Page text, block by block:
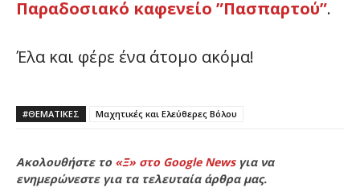
Παραδοσιακό καφενείο ”Πασπαρτού”.
Έλα και φέρε ένα άτομο ακόμα!
#ΘΕΜΑΤΙΚΈΣ Μαχητικές και Ελεύθερες Βόλου
Ακολουθήστε το «Ξ» στο Google Newsγια να
ενημερώνεστε για τα τελευταία άρθρα μας.